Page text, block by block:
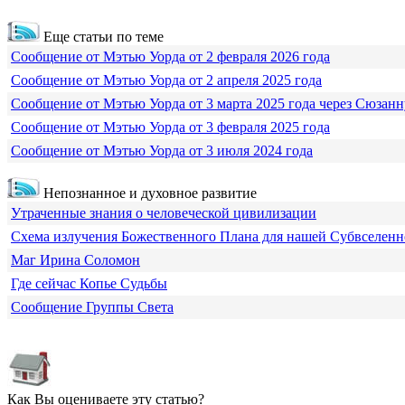
Еще статьи по теме
Сообщение от Мэтью Уорда от 2 февраля 2026 года
Сообщение от Мэтью Уорда от 2 апреля 2025 года
Сообщение от Мэтью Уорда от 3 марта 2025 года через
Сообщение от Мэтью Уорда от 3 февраля 2025 года
Сообщение от Мэтью Уорда от 3 июля 2024 года
Непознанное и духовное развитие
Утраченные знания о человеческой цивилизации
Схема излучения Божественного Плана для нашей
Маг Ирина Соломон
Где сейчас Копье Судьбы
Сообщение Группы Света
Как Вы оцениваете эту статью?